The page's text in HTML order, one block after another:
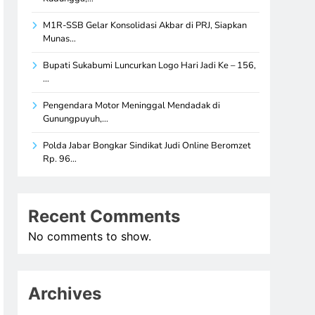
M1R-SSB Gelar Konsolidasi Akbar di PRJ, Siapkan
Munas…
Bupati Sukabumi Luncurkan Logo Hari Jadi Ke – 156,
…
Pengendara Motor Meninggal Mendadak di
Gunungpuyuh,…
Polda Jabar Bongkar Sindikat Judi Online Beromzet
Rp. 96…
Recent Comments
No comments to show.
Archives